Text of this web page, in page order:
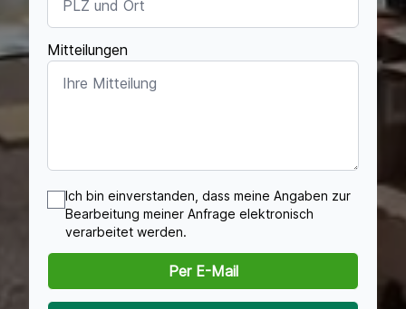
Mitteilungen
Ich bin einverstanden, dass meine Angaben zur
Bearbeitung meiner Anfrage elektronisch
verarbeitet werden.
Per E-Mail